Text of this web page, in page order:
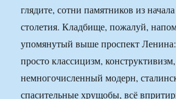
глядите, сотни памятников из
столетия. Кладбище, пожалуй,
упомянутый выше проспект
просто классицизм,
немногочисленный модерн,
спасительные хрущобы, всё